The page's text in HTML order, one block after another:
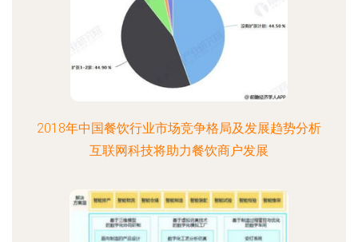
2018年中国餐饮行业市场竞争格局及发展趋势分析
互联网科技将助力餐饮商户发展